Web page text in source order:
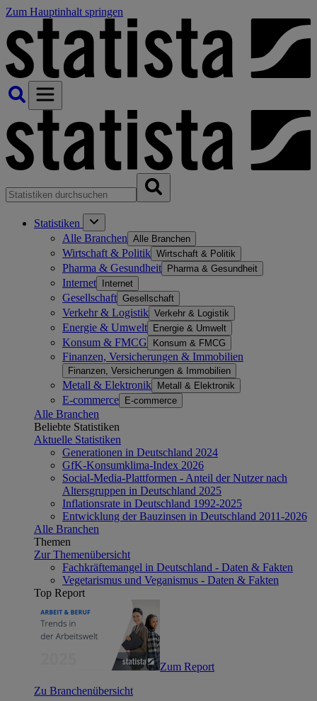
Zum Hauptinhalt springen
Statistiken
Alle Branchen Alle Branchen
Wirtschaft & Politik Wirtschaft & Politik
Pharma & Gesundheit Pharma & Gesundheit
Internet Internet
Gesellschaft Gesellschaft
Verkehr & Logistik Verkehr & Logistik
Energie & Umwelt Energie & Umwelt
Konsum & FMCG Konsum & FMCG
Finanzen, Versicherungen & Immobilien
Finanzen, Versicherungen & Immobilien
Metall & Elektronik Metall & Elektronik
E-commerce E-commerce
Alle Branchen
Beliebte Statistiken
Aktuelle Statistiken
Generationen in Deutschland 2024
GfK-Konsumklima-Index 2026
Social-Media-Plattformen - Anteil der Nutzer nach
Altersgruppen in Deutschland 2025
Inflationsrate in Deutschland 1992-2025
Entwicklung der Bauzinsen in Deutschland 2011-2026
Alle Branchen
Themen
Zur Themenübersicht
Fachkräftemangel in Deutschland - Daten & Fakten
Vegetarismus und Veganismus - Daten & Fakten
Top Report
Zum Report
Zu Branchenübersicht